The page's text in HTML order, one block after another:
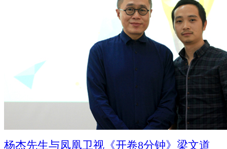
杨杰先生与凤凰卫视《开卷8分钟》梁文道